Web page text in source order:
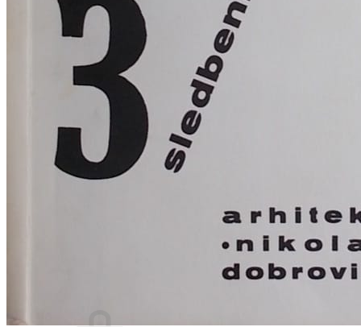
ALTERNATIVA
RAZNO
RELIGIJA
OD RJEČNIKA
DO ZEMLJOVIDA
RJEČNICI, GRAMATIKE, PRAVOPISI…
ŠAH
SPORT
STRIPOVI
TEHNIČKE ZNANOSTI
TEORIJA I POVIJEST KNJIŽEVNOSTI
VEDUTE
ZAGREB
ZEMLJOVIDI